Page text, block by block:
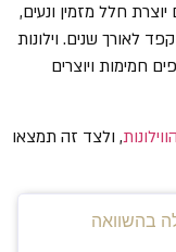
חלל מזמין ונעים,
לאורך שנים. וילונות
חמימות ויוצרים
, ולצד זה תמצאו
בהשוואה